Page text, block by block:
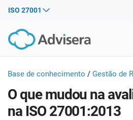
ISO 27001
Produtos
ISO 27001
Recursos gratuitos
Base de conhecimento / Gestão de
O que mudou na
na ISO 27001:2013